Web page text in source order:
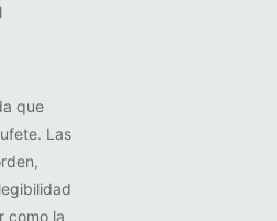
que
Las
como la